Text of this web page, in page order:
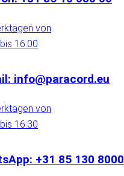
von
16:00
info@paracord.eu
von
16:30
+31 85 130 8000